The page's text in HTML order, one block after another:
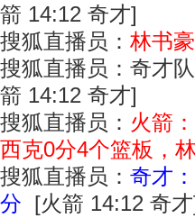
箭 14:12 奇才]
搜狐直播员： 林书豪
搜狐直播员：奇才
箭 14:12 奇才]
搜狐直播员： 火箭
西克0分4个篮板，
搜狐直播员： 奇才
分 [火箭 14:12 奇